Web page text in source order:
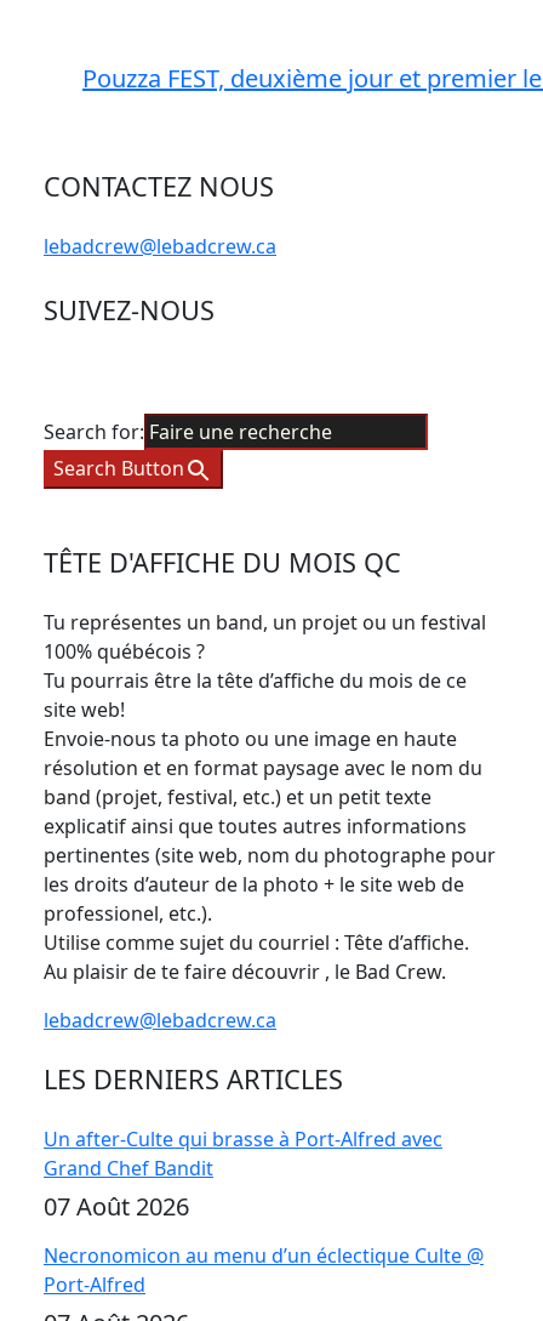
Pouzza FEST, deuxième jour et premier
CONTACTEZ NOUS
lebadcrew@lebadcrew.ca
SUIVEZ-NOUS
Search for:
Search Button
TÊTE D'AFFICHE DU MOIS QC
Tu représentes un band, un projet ou un festival
100% québécois ?
Tu pourrais être la tête d’affiche du mois de ce
site web!
Envoie-nous ta photo ou une image en haute
résolution et en format paysage avec le nom du
band (projet, festival, etc.) et un petit texte
explicatif ainsi que toutes autres informations
pertinentes (site web, nom du photographe pour
les droits d’auteur de la photo + le site web de
professionel, etc.).
Utilise comme sujet du courriel : Tête d’affiche.
Au plaisir de te faire découvrir , le Bad Crew.
lebadcrew@lebadcrew.ca
LES DERNIERS ARTICLES
Un after-Culte qui brasse à Port-Alfred avec
Grand Chef Bandit
07 Août 2026
Necronomicon au menu d’un éclectique Culte @
Port-Alfred